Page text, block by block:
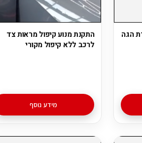
התקנת מנוע קיפול מראות צד
לרכב ללא קיפול מקורי
מידע נוסף